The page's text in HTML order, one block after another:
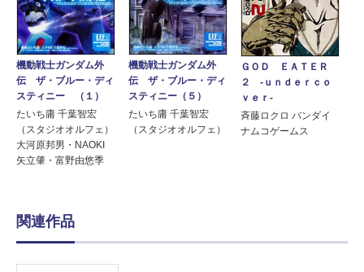
機動戦士ガンダム外
伝 ザ・ブルー・ディ
スティニー （１）
たいち庸 千葉智宏
（スタジオオルフェ）
大河原邦男・NAOKI
矢立肇・富野由悠季
機動戦士ガンダム外
伝 ザ・ブルー・ディ
スティニー（５）
たいち庸 千葉智宏
（スタジオオルフェ）
ＧＯＤ ＥＡＴＥＲ
２ ‐ｕｎｄｅｒｃｏ
ｖｅｒ‐
斉藤ロクロ バンダイ
ナムコゲームス
関連作品